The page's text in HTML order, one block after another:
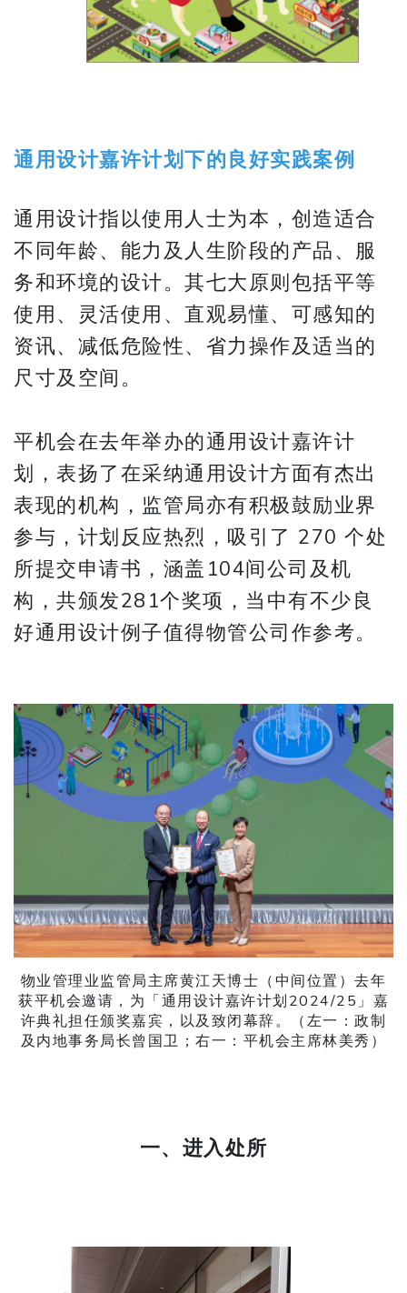
通用设计嘉许计划下的良好实践案例
通用设计指以使用人士为本，创造适合
不同年龄、能力及人生阶段的产品、服
务和环境的设计。其七大原则包括平等
使用、灵活使用、直观易懂、可感知的
资讯、减低危险性、省力操作及适当的
尺寸及空间。
平机会在去年举办的通用设计嘉许计
划，表扬了在采纳通用设计方面有杰出
表现的机构，监管局亦有积极鼓励业界
参与，计划反应热烈，吸引了 270 个处
所提交申请书，涵盖104间公司及机
构，共颁发281个奖项，当中有不少良
好通用设计例子值得物管公司作参考。
物业管理业监管局主席黄江天博士（中间位置）去年
获平机会邀请，为「通用设计嘉许计划2024/25」嘉
许典礼担任颁奖嘉宾，以及致闭幕辞。（左一：政制
及内地事务局长曾国卫；右一：平机会主席林美秀）
一、进入处所